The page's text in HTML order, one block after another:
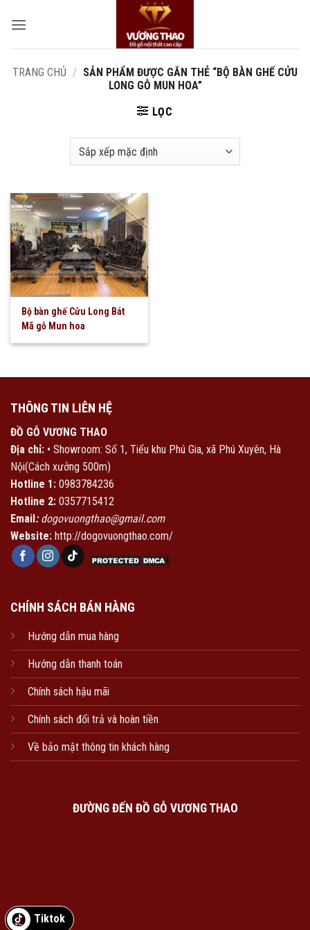
qua
TRANG CHỦ / SẢN PHẨM ĐƯỢC GẮN THẺ “BỘ BÀN GHẾ CỬU
LONG GỖ MUN HOA”
LỌC
Bộ bàn ghế Cửu Long Bát
Mã gỗ Mun hoa
THÔNG TIN LIÊN HỆ
ĐỒ GỖ VƯƠNG THAO
Địa chỉ: • Showroom: Số 1, Tiểu khu Phú Gia, xã Phú Xuyên, Hà
Nội(Cách xưởng 500m)
Hotline 1: 0983784236
Hotline 2: 0357715412
Email :dogovuongthao@gmail.com
Website: http://dogovuongthao.com/
CHÍNH SÁCH BÁN HÀNG
Hướng dẫn mua hàng
Hướng dẫn thanh toán
Chính sách hậu mãi
Chính sách đổi trả và hoàn tiền
Về bảo mật thông tin khách hàng
ĐƯỜNG ĐẾN ĐỒ GỖ VƯƠNG THAO
Tiktok